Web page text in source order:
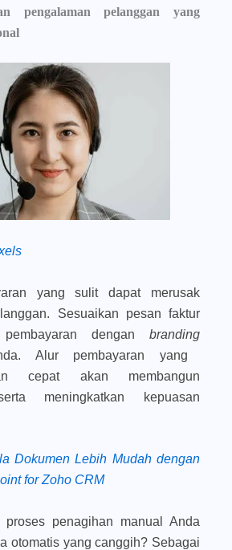
pengalaman pelanggan yang
yang sulit dapat merusak
Sesuaikan pesan faktur
dengan branding
Alur pembayaran yang
cepat akan membangun
meningkatkan kepuasan
Dokumen Lebih Mudah dengan
for Zoho CRM
proses penagihan manual Anda
otomatis yang canggih? Sebagai